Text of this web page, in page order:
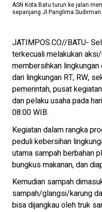
ASN Kota Batu turun ke jalan
sepanjang Jl.Panglima Sudirman.
JATIMPOS.CO//BATU-
terkecuali melakukan
membersihkan
dari lingkungan RT, RW,
pemerintah, pusat
dan pelaku usaha pada
08.00 WIB.
Kegiatan dalam rangka
peduli kebersihan
utama sampah berbahan
bungkus makanan, dan
Kemudian sampah
sampah/glangsi/karung
bisa dijangkau oleh truk